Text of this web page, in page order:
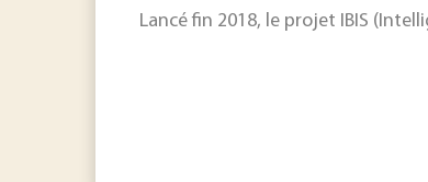
Lancé fin 2018, le projet IBIS